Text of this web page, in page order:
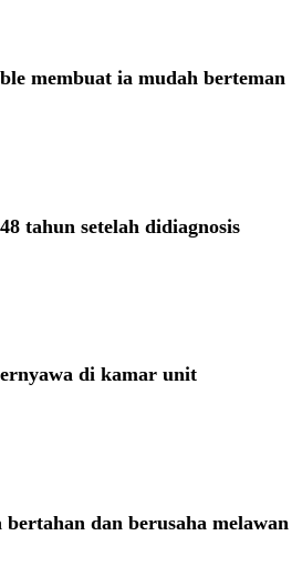
membuat ia mudah berteman
tahun setelah didiagnosis
di kamar unit
dan berusaha melawan